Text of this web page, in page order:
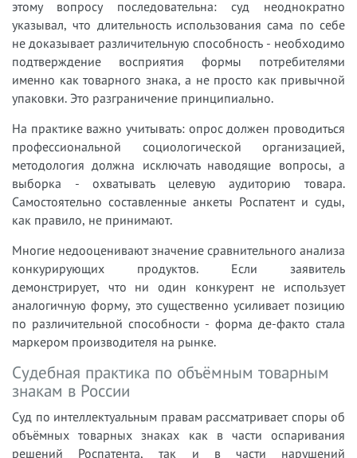
этому вопросу последовательна: суд неоднократно
указывал, что длительность использования сама по себе
не доказывает различительную способность - необходимо
подтверждение восприятия формы потребителями
именно как товарного знака, а не просто как привычной
упаковки. Это разграничение принципиально.
На практике важно учитывать: опрос должен проводиться
профессиональной социологической организацией,
методология должна исключать наводящие вопросы, а
выборка - охватывать целевую аудиторию товара.
Самостоятельно составленные анкеты Роспатент и суды,
как правило, не принимают.
Многие недооценивают значение сравнительного анализа
конкурирующих продуктов. Если заявитель
демонстрирует, что ни один конкурент не использует
аналогичную форму, это существенно усиливает позицию
по различительной способности - форма де-факто стала
маркером производителя на рынке.
Судебная практика по объёмным товарным
знакам в России
Суд по интеллектуальным правам рассматривает споры об
объёмных товарных знаках как в части оспаривания
решений Роспатента, так и в части нарушений